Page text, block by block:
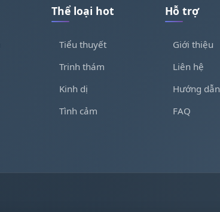
Thể loại hot
Tiểu thuyết
Trinh thám
Kinh dị
Tình cảm
Hỗ trợ
Giới thiệu
Liên hệ
Hướng dẫn
FAQ